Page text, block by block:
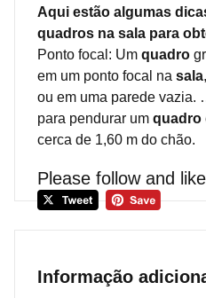
Aqui estão algumas
quadros na sala para
Ponto focal: Um quadro
em um ponto focal na sala
ou em uma parede vazia.
para pendurar um quadro
cerca de 1,60 m do chão.
Please follow and
Informação